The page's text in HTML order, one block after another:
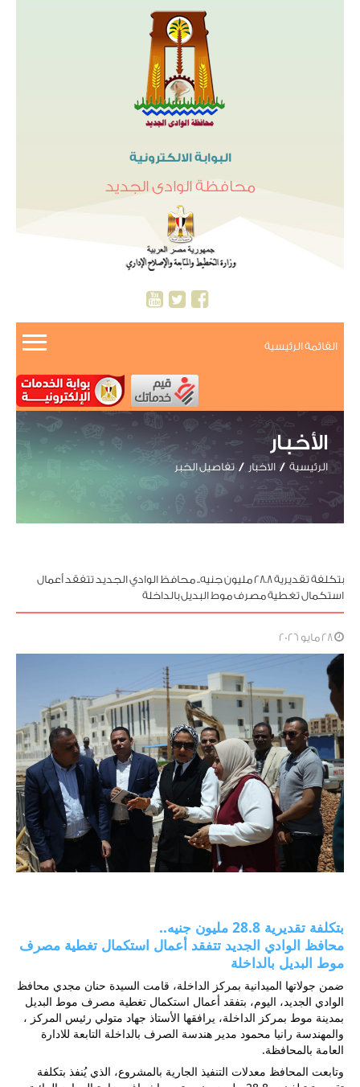
البوابة الالكترونية
محافظة الوادى الجديد
القائمة الرئيسية
الأخبار
الرئيسية الاخبار تفاصيل الخبر
بتكلفة تقديرية 28.8 مليون جنيه.. محافظ الوادي الجديد تتفقد أعمال
استكمال تغطية مصرف موط البديل بالداخلة
بتكلفة تقديرية 28.8 مليون جنيه..
موط البديل بالداخلة
العامة بالمحافظة.